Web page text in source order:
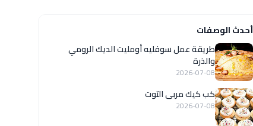
أحدث الوصفات
طريقة عمل سوفليه أومليت الديك الرومي
والذرة
2026-07-08
كب كيك مربى التوت
2026-07-08